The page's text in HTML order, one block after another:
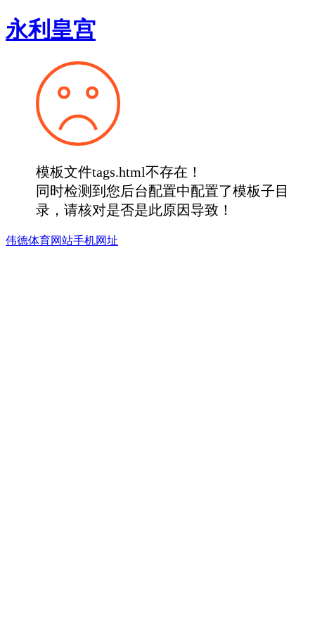
永利皇宫
模板文件tags.html不存在！
同时检测到您后台配置中配置了模板子目
录，请核对是否是此原因导致！
伟德体育网站手机网址